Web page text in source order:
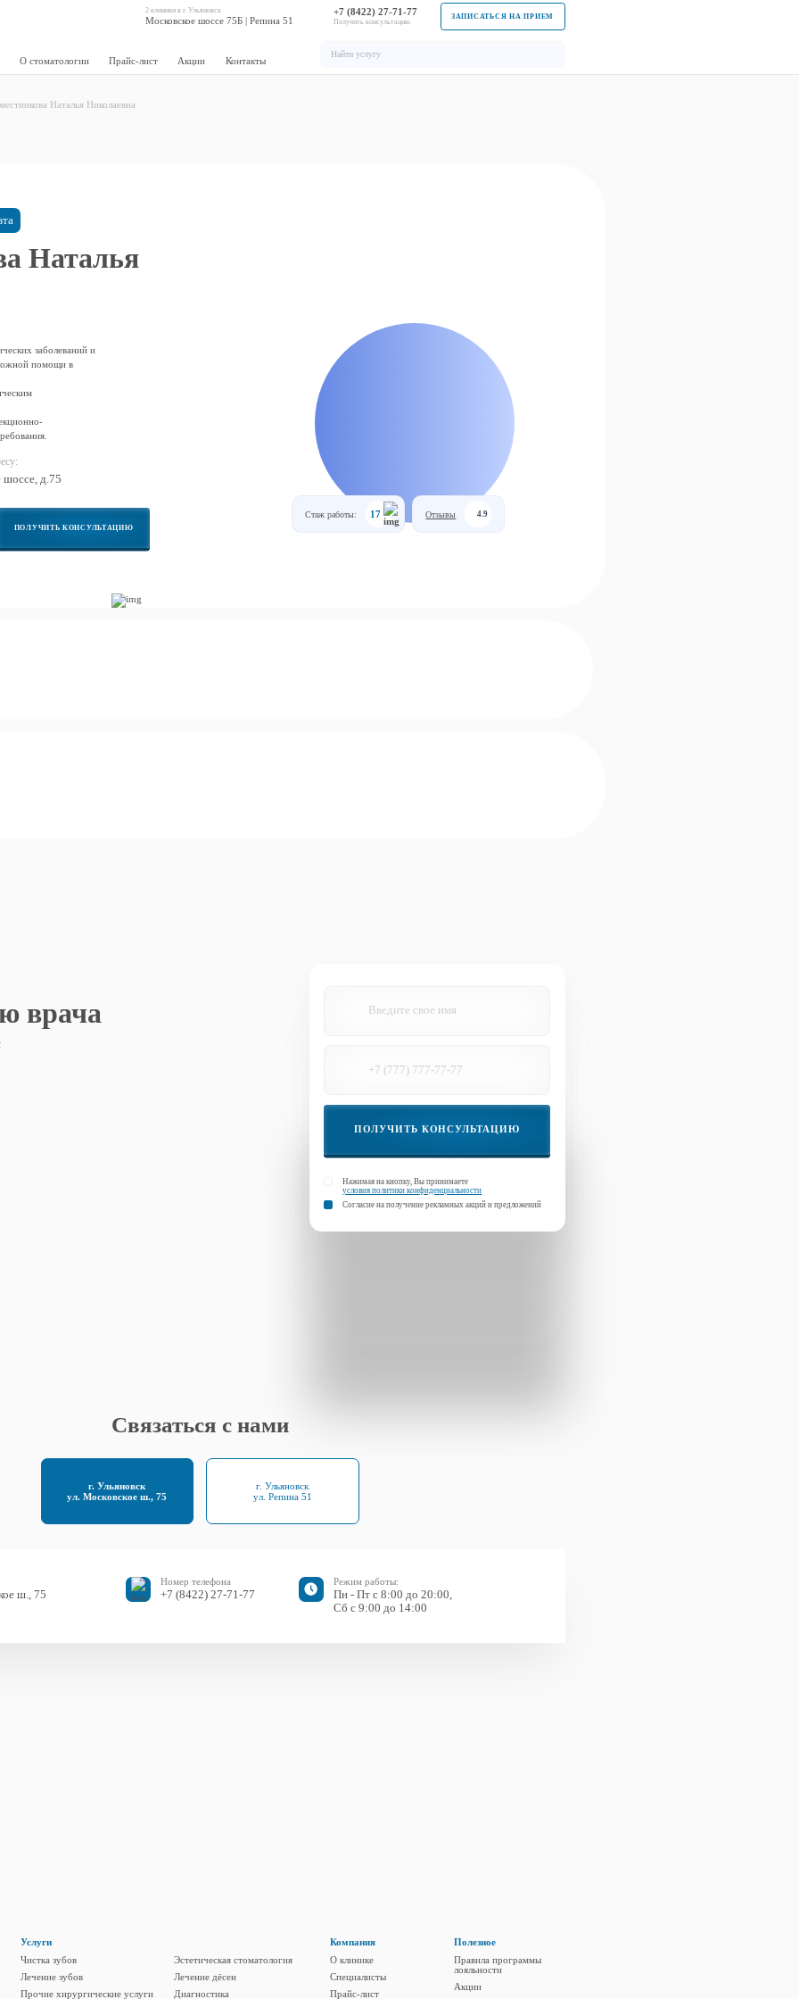
2 клиники в г. Ульяновск
Московское шоссе 75Б | Репина 51
+7 (8422) 27-71-77
Получить консультацию
ЗАПИСАТЬСЯ НА ПРИЕМ
О стоматологии Прайс-лист Акции Контакты
Наталья Николаевна
Наталья
заболеваний и
помощи в
шоссе, д.75
ПОЛУЧИТЬ КОНСУЛЬТАЦИЮ
Стаж работы: 17 Отзывы 4.9
врача
ПОЛУЧИТЬ КОНСУЛЬТАЦИЮ
Нажимая на кнопку, Вы принимаете
условия политики конфиденциальности
Согласие на получение рекламных акций и предложений
Связаться с нами
г. Ульяновск
ул. Московское ш., 75
г. Ульяновск
ул. Репина 51
ш., 75
Номер телефона
+7 (8422) 27-71-77
Режим работы:
Пн - Пт c 8:00 до 20:00,
Сб c 9:00 до 14:00
Услуги
Чистка зубов
Лечение зубов
Прочие хирургические услуги
Эстетическая стоматология
Лечение дёсен
Диагностика
Компания
О клинике
Специалисты
Прайс-лист
Полезное
Правила программы
лояльности
Акции